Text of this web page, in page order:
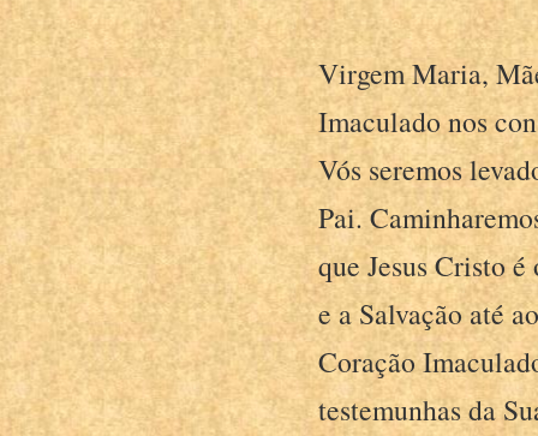
Virgem Maria,
Imaculado nos
Vós seremos
Pai.
que Jesus Cristo
e a Salvação até
Coração
testemunhas da